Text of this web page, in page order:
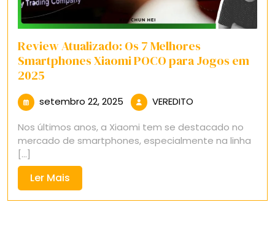
Review Atualizado: Os 7 Melhores
Smartphones Xiaomi POCO para Jogos em
2025
setembro 22, 2025 setembro
2025
VEREDITO
Nos últimos anos, a Xiaomi tem se destacado no
mercado de smartphones, especialmente na linha
[...]
Ler Mais
Mais